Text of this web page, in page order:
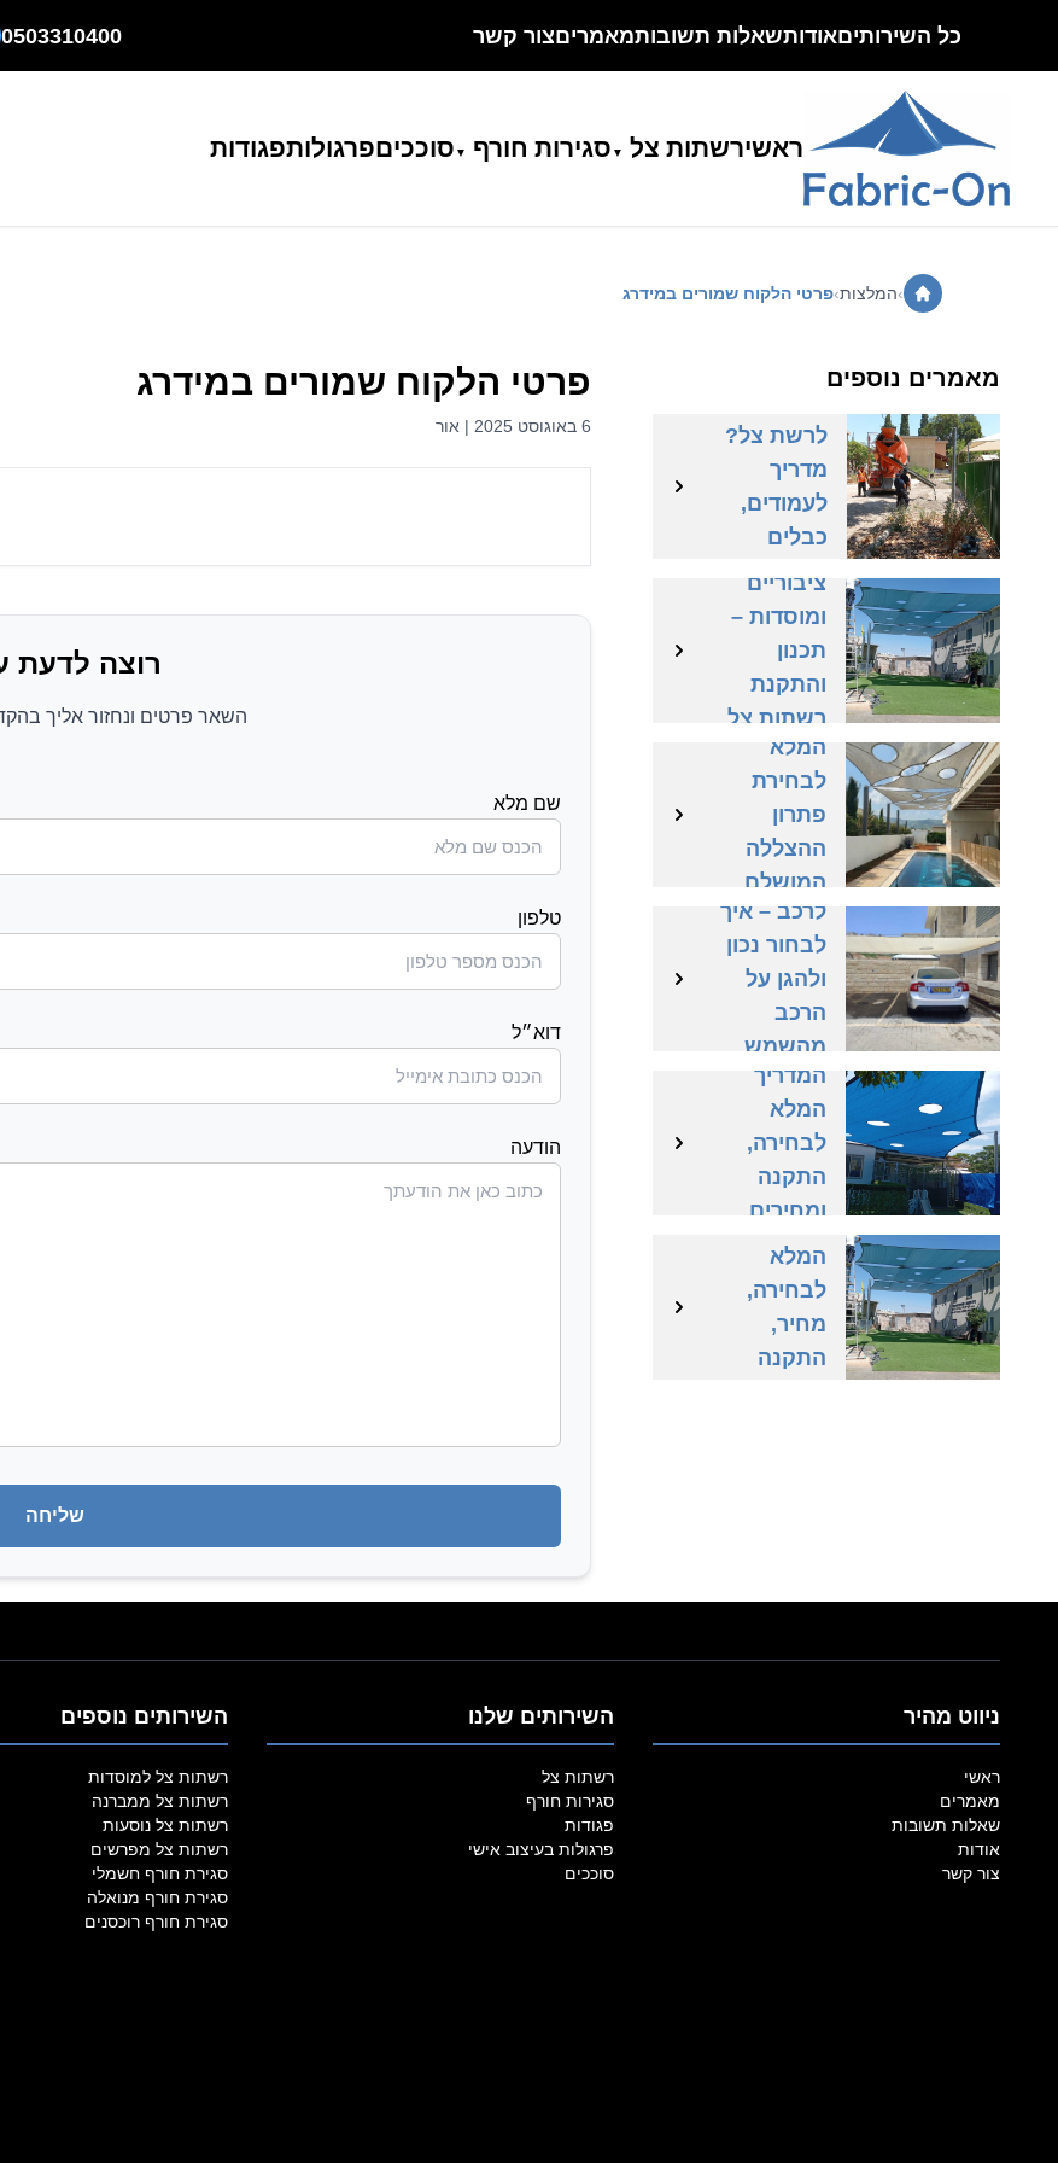
כל השירותיםאודותשאלות תשובותמאמריםצור קשר 0503310400
ראשירשתות צל סגירות חורף סוככיםפרגולותפגודות
›המלצות›פרטי הלקוח שמורים במידרג
מאמרים נוספיםאיך בוחרים
לרשת צל?
מדריך
לעמודים,
כבלים
נכונה
הצללת
שטחים
ציבוריים
ומוסדות –
תכנון
והתקנת
רשתות צל
בהתאמה
אישית
רשת צל
לבריכה –
המדריך
המלא
לבחירת
פתרון
ההצללה
המושלם
לבריכה
פרטית
וציבורית
רשת צל
לרכב – איך
לבחור נכון
ולהגן על
הרכב
מהשמש
הישראלית
רשת צל –
המדריך
המלא
לבחירה,
התקנה
ומחירים
בישראל
רשת צל –
המדריך
המלא
לבחירה,
מחיר,
התקנה
פרטי הלקוח שמורים במידרג
6 באוגוסט 2025 | אור
רוצה לדעת
השאר פרטים ונחזור אליך
שם מלא
טלפון
דוא״ל
הודעה
ניווט מהיר
ראשי
מאמרים
שאלות תשובות
אודות
צור קשר
השירותים שלנו
רשתות צל
סגירות חורף
פגודות
פרגולות בעיצוב אישי
סוככים
השירותים נוספים
רשתות צל למוסדות
רשתות צל ממברנה
רשתות צל נוסעות
רשתות צל מפרשים
סגירת חורף חשמלי
סגירת חורף מנואלה
סגירת חורף רוכסנים